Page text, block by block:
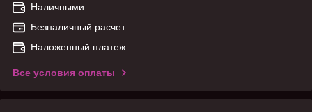
Наличными
Безналичный расчет
Наложенный платеж
Все условия оплаты